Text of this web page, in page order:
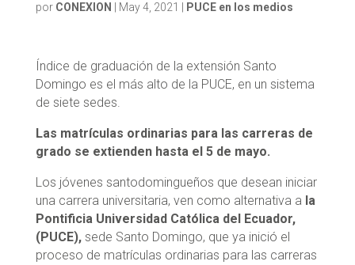
por CONEXION May 4, 2021 PUCE en los medios
Índice de graduación de la extensión Santo
Domingo es el más alto de la PUCE, en un sistema
de siete sedes.
Las matrículas ordinarias para las carreras de
grado se extienden hasta el 5 de mayo.
Los jóvenes santodomingueños que desean iniciar
una carrera universitaria, ven como alternativa a la
Pontificia Universidad Católica del Ecuador,
(PUCE),sede Santo Domingo, que ya inició el
proceso de matrículas ordinarias para las carreras